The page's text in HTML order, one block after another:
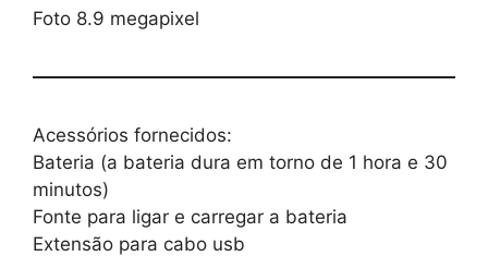
Foto 8.9 megapixel
Acessórios fornecidos:
Bateria (a bateria dura em torno de 1 hora e 30
minutos)
Fonte para ligar e carregar a bateria
Extensão para cabo usb